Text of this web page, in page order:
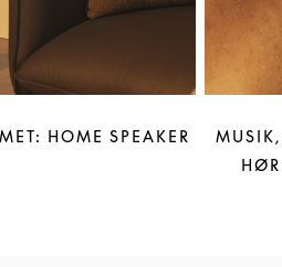
HOME SPEAKER